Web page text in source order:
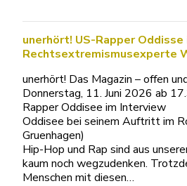
unerhört! US-Rapper
Rechtsextremismusexperte
unerhört! Das Magazin – offen
Donnerstag, 11. Juni 2026 ab
Rapper Oddisee im Interview
Oddisee bei seinem Auftritt im
Gruenhagen)
Hip-Hop und Rap sind aus
kaum noch wegzudenken.
Menschen mit diesen…